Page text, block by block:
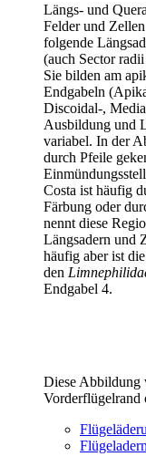
Längs- und
Felder und
folgende
(auch Sector
Sie bilden am
Endgabeln
Discoidal-,
Ausbildung und
variabel. In der
durch Pfeile
Costa ist häufig
Färbung oder
nennt diese
Längsadern und
häufig aber ist
den
Endgabel 4.
Diese Abbildung
Vorderflügelrand
Flügeladern